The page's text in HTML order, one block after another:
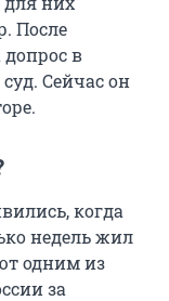
После
в
Сейчас он
когда
недель жил
одним из
за